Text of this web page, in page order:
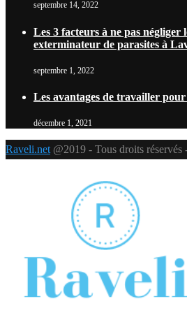
septembre 14, 2022
Les 3 facteurs à ne pas négliger
exterminateur de parasites à
septembre 1, 2022
Les avantages de travailler
décembre 1, 2021
Raveli.net@2019 - Tous droits réservés